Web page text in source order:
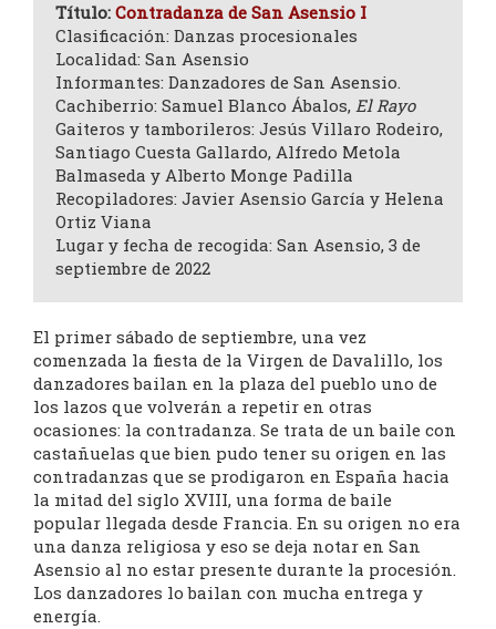
Título: Contradanza de San Asensio I
Clasificación: Danzas procesionales
Localidad: San Asensio
Informantes: Danzadores de San Asensio.
Cachiberrio: Samuel Blanco Ábalos, El Rayo
Gaiteros y tamborileros: Jesús Villaro Rodeiro,
Santiago Cuesta Gallardo, Alfredo Metola
Balmaseda y Alberto Monge Padilla
Recopiladores: Javier Asensio García y Helena
Ortiz Viana
Lugar y fecha de recogida: San Asensio, 3 de
septiembre de 2022
El primer sábado de septiembre, una vez
comenzada la fiesta de la Virgen de Davalillo, los
danzadores bailan en la plaza del pueblo uno de
los lazos que volverán a repetir en otras
ocasiones: la contradanza. Se trata de un baile con
castañuelas que bien pudo tener su origen en las
contradanzas que se prodigaron en España hacia
la mitad del siglo XVIII, una forma de baile
popular llegada desde Francia. En su origen no era
una danza religiosa y eso se deja notar en San
Asensio al no estar presente durante la procesión.
Los danzadores lo bailan con mucha entrega y
energía.